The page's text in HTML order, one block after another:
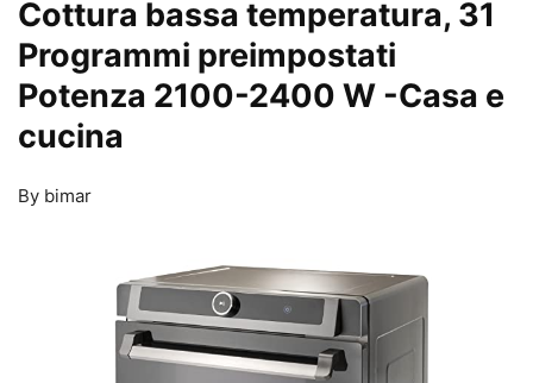
Cottura bassa temperatura, 31
Programmi preimpostati
Potenza 2100-2400 W -Casa e
cucina
By bimar